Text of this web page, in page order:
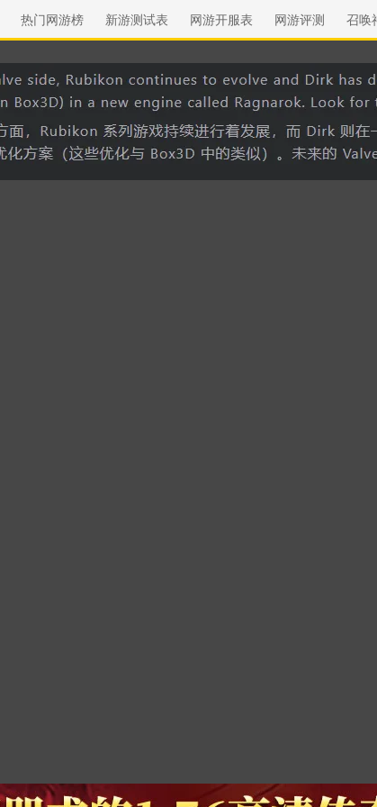
热门网游榜 新游测试表 网游开服表 网游评测 召唤